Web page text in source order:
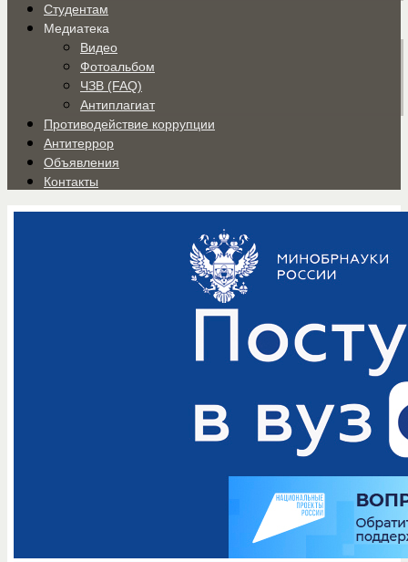
Студентам
Медиатека
Видео
Фотоальбом
ЧЗВ (FAQ)
Антиплагиат
Противодействие коррупции
Антитеррор
Объявления
Контакты